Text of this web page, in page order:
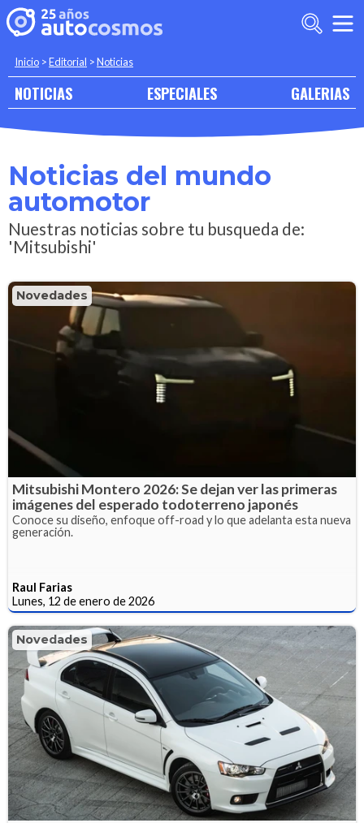
Inicio >Editorial >Noticias
NOTICIAS ESPECIALES GALERIAS
Noticias del mundo
automotor
Nuestras noticias sobre tu busqueda de:
'Mitsubishi'
Novedades
Mitsubishi Montero 2026: Se dejan ver las primeras
imágenes del esperado todoterreno japonés
Conoce su diseño, enfoque off-road y lo que adelanta esta nueva
generación.
Raul Farias
Lunes, 12 de enero de 2026
Novedades